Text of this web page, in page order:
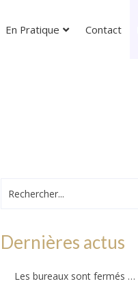
En Pratique Contact
Dernières actus
Les bureaux sont fermés – Ils ouvriront au public le mercredi 26 août 2026 !